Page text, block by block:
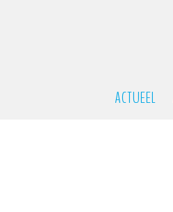
ACTUEEL